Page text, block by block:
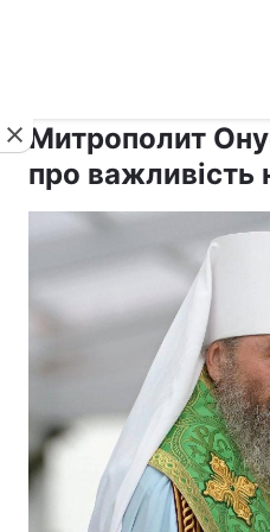
Митрополит
про важливість